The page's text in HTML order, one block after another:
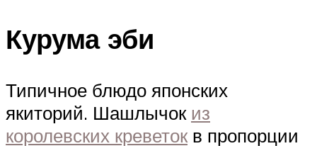
Курума эби
Типичное блюдо японских
якиторий. Шашлычок из
королевских креветок в пропорции